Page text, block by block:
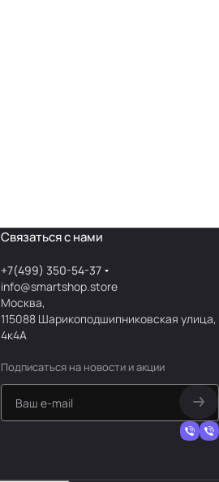
Связаться с нами
+7(499) 350-54-37
info@smartshop.store
Москва,
115088 Шарикоподшипниковская улица,
4к4А
Подписаться на новости и акции